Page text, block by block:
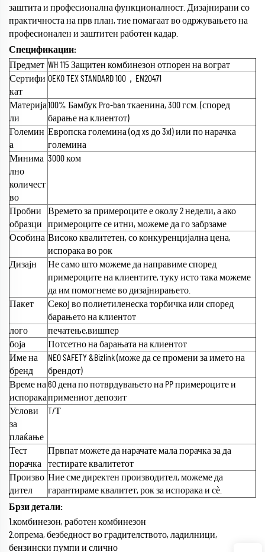
заштита и професионална функционалност. Дизајнирани со
практичноста на прв план, тие помагаат во одржувањето на
професионален и заштитен работен кадар.
Спецификации:
Предмет WH 115 Защитен комбинезон отпорен на вограт
Сертифи
кат
OEKO TEX STANDARD 100，EN20471
Материја
ли
100% Бамбук Pro-ban ткаенина, 300 гсм. (според
барање на клиентот)
Големин
а
Европска големина (од xs до 3xl) или по нарачка
големина
Минима
лно
количест
во
3000 ком
Пробни
образци
Времето за примероците е околу 2 недели, а ако
примероците се итни, можеме да го забрзаме
Особина Високо квалитетен, со конкуренцијална цена,
испорака во рок
Дизајн
Не само што можеме да направиме според
примероците на клиентите, туку исто така можеме
да им помогнеме во дизајнирањето.
Пакет
Секој во полиетиленеска торбичка или според
барањето на клиентот
лого
печатење,вишпер
боја
Потсетно на барањата на клиентот
Име на
бренд
NEO SAFETY &Bizlink (може да се промени за името на
брендот)
Време на
испорака
60 дена по потврдувањето на PP примероците и
примениот депозит
Услови
за
плаќање
T/Т
Тест
порачка
Првпат можете да нарачате мала порачка за да
тестирате квалитетот
Произво
дител
Ние сме директен производител, можеме да
гарантираме квалитет, рок за испорака и сѐ.
Брзи детали:
1.комбинезон, работен комбинезон
2.опрема, безбедност во градителството, ладилници,
бензински пумпи и слично